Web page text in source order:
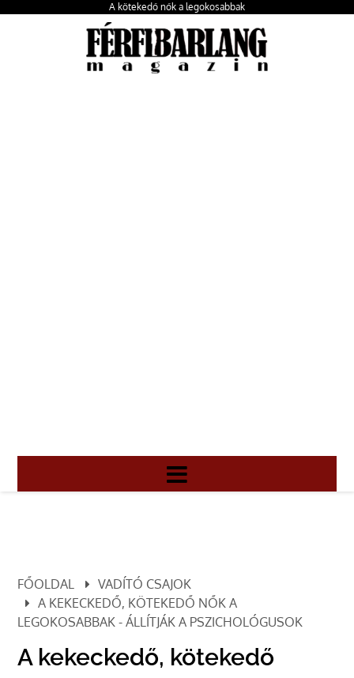
A kötekedő nők a legokosabbak
FŐOLDAL
VADÍTÓ CSAJOK
A KEKECKEDŐ, KÖTEKEDŐ NŐK A
LEGOKOSABBAK - ÁLLÍTJÁK A PSZICHOLÓGUSOK
A kekeckedő, kötekedő